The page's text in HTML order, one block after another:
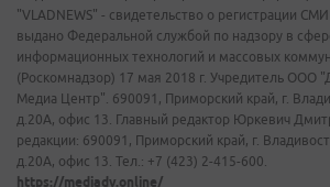
"VLADNEWS" - свидетельство о регистрации
выдано Федеральной службой по надзору в
информационных технологий и массовых
(Роскомнадзор) 17 мая 2018 г. Учредитель ООО
Медиа Центр". 690091, Приморский край, г.
д.20А, офис 13. Главный редактор Юркевич
редакции: 690091, Приморский край, г.
д.20А, офис 13. Тел.: +7 (423) 2-415-600.
https://mediadv.online/